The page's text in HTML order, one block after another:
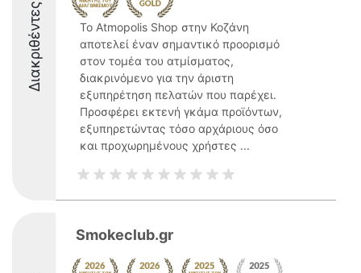
Διακριθέντες
Το Atmopolis Shop στην Κοζάνη
αποτελεί έναν σημαντικό προορισμό
στον τομέα του ατμίσματος,
διακρινόμενο για την άριστη
εξυπηρέτηση πελατών που παρέχει.
Προσφέρει εκτενή γκάμα προϊόντων,
εξυπηρετώντας τόσο αρχάριους όσο
και προχωρημένους χρήστες ...
Smokeclub.gr